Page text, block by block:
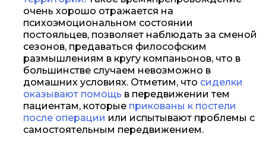
очень хорошо отражается на
психоэмоциональном состоянии
постояльцев, позволяет наблюдать за сменой
сезонов, предаваться философским
размышлениям в кругу компаньонов, что в
большинстве случаем невозможно в
домашних условиях. Отметим, что сиделки
оказывают помощь в передвижении тем
пациентам, которые прикованы к постели
после операции или испытывают проблемы с
самостоятельным передвижением.